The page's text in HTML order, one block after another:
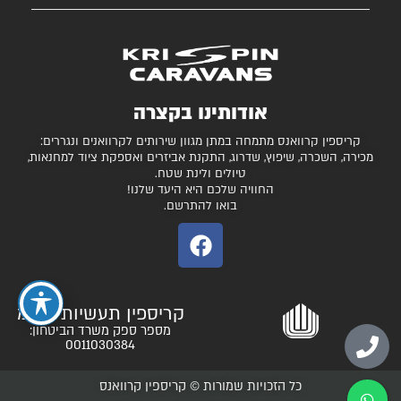
עצמונה 16, אזה"ת מישור אדומים
השירותים שלנו
חניונים מומלצים
יצירת קשר
ציוד ואביזרים נלווים
אודותינו בקצרה
קריספין קרוואנס מתמחה במתן מגוון שירותים לקרוואנים ונגררים:
מכירה, השכרה, שיפוץ, שדרוג, התקנת אביזרים ואספקת ציוד למחנאות,
טיולים ולינת שטח.
החוויה שלכם היא היעד שלנו!
בואו להתרשם.
קריספין תעשיות בע"מ
מספר ספק משרד הביטחון:
0011030384
כל הזכויות שמורות © קריספין קרוואנס